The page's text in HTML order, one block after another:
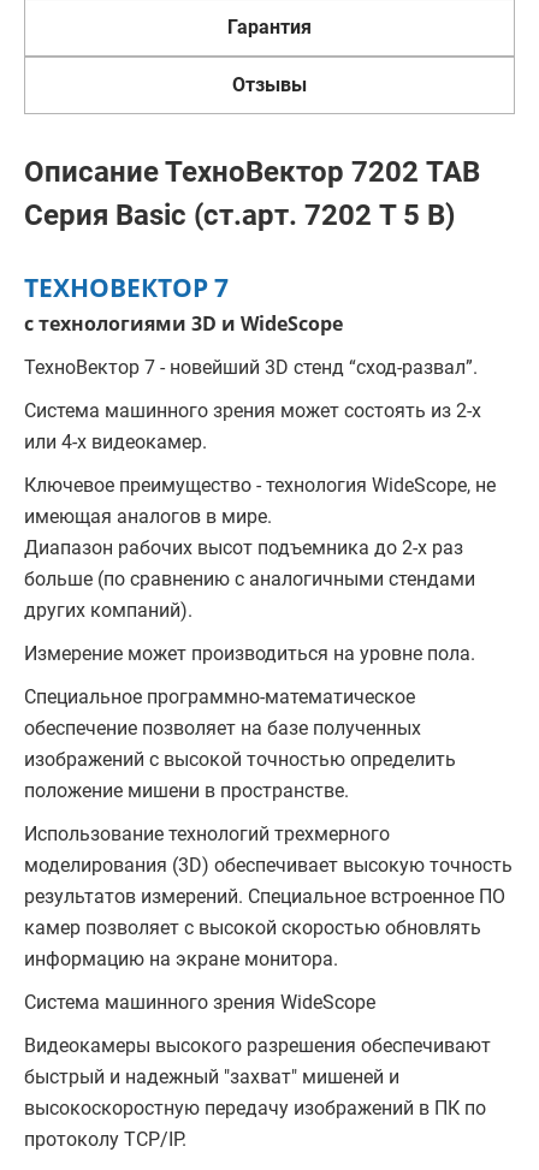
Гарантия
Отзывы
Описание ТехноВектор 7202 TAB
Серия Basic (ст.арт. 7202 T 5 B)
ТЕХНОВЕКТОР 7
с технологиями 3D и WideScope
ТехноВектор 7 - новейший 3D стенд “сход-развал”.
Система машинного зрения может состоять из 2-х
или 4-х видеокамер.
Ключевое преимущество - технология WideScope, не
имеющая аналогов в мире.
Диапазон рабочих высот подъемника до 2-х раз
больше (по сравнению с аналогичными стендами
других компаний).
Измерение может производиться на уровне пола.
Специальное программно-математическое
обеспечение позволяет на базе полученных
изображений с высокой точностью определить
положение мишени в пространстве.
Использование технологий трехмерного
моделирования (3D) обеспечивает высокую точность
результатов измерений. Специальное встроенное ПО
камер позволяет с высокой скоростью обновлять
информацию на экране монитора.
Система машинного зрения WideScope
Видеокамеры высокого разрешения обеспечивают
быстрый и надежный "захват" мишеней и
высокоскоростную передачу изображений в ПК по
протоколу TCP/IP.